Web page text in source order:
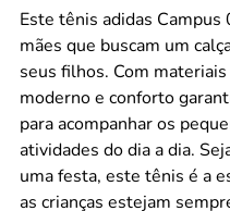
Este tênis adidas
mães que buscam um
seus filhos. Com
moderno e conforto
para acompanhar os
atividades do dia a dia.
uma festa, este tênis é a
as crianças estejam